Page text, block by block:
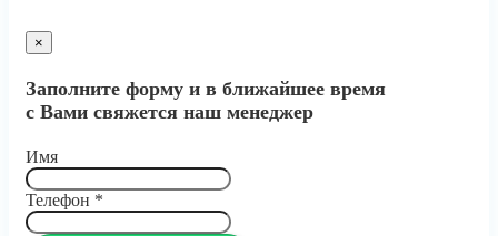
×
Заполните форму и в ближайшее время
с Вами свяжется наш менеджер
Имя
Телефон *